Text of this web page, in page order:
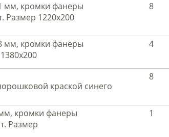
мм, кромки фанеры
Размер 1220х200
8
мм, кромки фанеры
4
краской синего
8
кромки фанеры
Размер
1